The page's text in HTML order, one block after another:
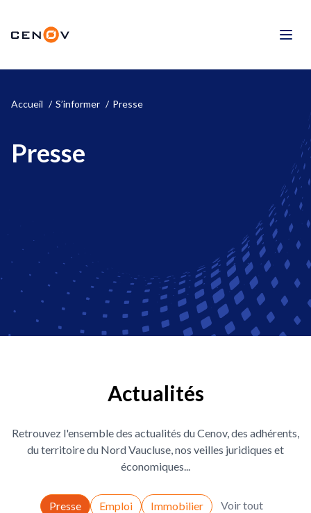
contenu
CENOV
Accueil S’informer Presse
Presse
Actualités
Retrouvez l'ensemble des actualités du Cenov, des adhérents,
du territoire du Nord Vaucluse, nos veilles juridiques et
économiques...
Presse Emploi Immobilier Voir tout